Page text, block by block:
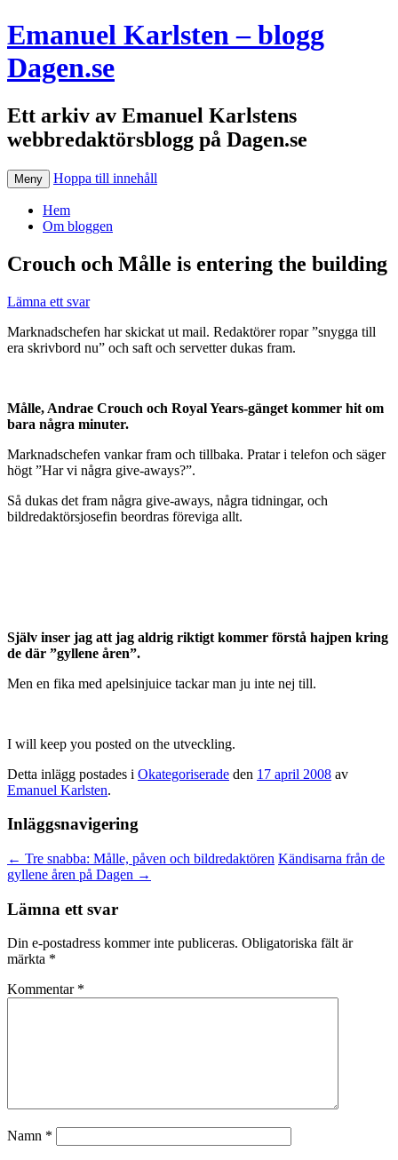
Emanuel Karlsten – blogg
Dagen.se
Ett arkiv av Emanuel Karlstens
webbredaktörsblogg på Dagen.se
Meny Hoppa till innehåll
Hem
Om bloggen
Crouch och Målle is entering the building
Lämna ett svar
Marknadschefen har skickat ut mail. Redaktörer ropar ”snygga till
era skrivbord nu” och saft och servetter dukas fram.
Målle, Andrae Crouch och Royal Years-gänget kommer hit om
bara några minuter.
Marknadschefen vankar fram och tillbaka. Pratar i telefon och säger
högt ”Har vi några give-aways?”.
Så dukas det fram några give-aways, några tidningar, och
bildredaktörsjosefin beordras föreviga allt.
Själv inser jag att jag aldrig riktigt kommer förstå hajpen kring
de där ”gyllene åren”.
Men en fika med apelsinjuice tackar man ju inte nej till.
I will keep you posted on the utveckling.
Detta inlägg postades i Okategoriserade den 17 april 2008 av
Emanuel Karlsten.
Inläggsnavigering
← Tre snabba: Målle, påven och bildredaktören Kändisarna från de
gyllene åren på Dagen →
Lämna ett svar
Din e-postadress kommer inte publiceras. Obligatoriska fält är
märkta *
Kommentar *
Namn *